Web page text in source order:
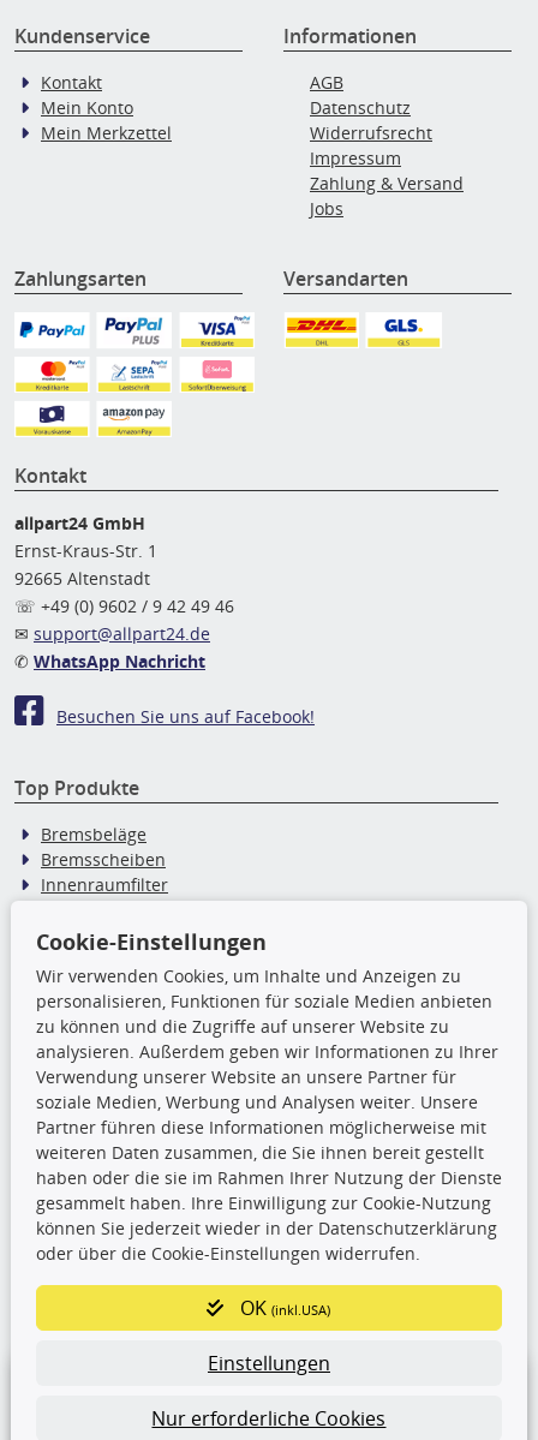
Kundenservice
Kontakt
Mein Konto
Mein Merkzettel
Informationen
AGB
Datenschutz
Widerrufsrecht
Impressum
Zahlung & Versand
Jobs
Zahlungsarten Versandarten
Kontakt
allpart24 GmbH
Ernst-Kraus-Str. 1
92665 Altenstadt
☏ +49 (0) 9602 / 9 42 49 46
✉ support@allpart24.de
✆ WhatsApp Nachricht
Besuchen Sie uns auf Facebook!
Top Produkte
Bremsbeläge
Bremsscheiben
Innenraumfilter
Wischerblätter
TecDoc Inside
Die hier angezeigten Daten,
insbesondere die gesamte Datenbank,
dürfen nicht kopiert werden. Es ist zu
unterlassen, die Daten oder die gesamte Datenbank ohne
vorherige Zustimmung TecDocs zu vervielfältigen, zu
verbreiten und/oder diese Handlungen durch Dritte ausführen
zu lassen. Ein Zuwiderhandeln stellt eine
Urheberrechtsverletzung dar und wird verfolgt.
Ronny’s Newsletter
Cookie-Einstellungen
Wir verwenden Cookies, um Inhalte und Anzeigen zu
personalisieren, Funktionen für soziale Medien anbieten
zu können und die Zugriffe auf unserer Website zu
analysieren. Außerdem geben wir Informationen zu Ihrer
Verwendung unserer Website an unsere Partner für
soziale Medien, Werbung und Analysen weiter. Unsere
Partner führen diese Informationen möglicherweise mit
weiteren Daten zusammen, die Sie ihnen bereit gestellt
haben oder die sie im Rahmen Ihrer Nutzung der Dienste
gesammelt haben. Ihre Einwilligung zur Cookie-Nutzung
können Sie jederzeit wieder in der Datenschutzerklärung
oder über die Cookie-Einstellungen widerrufen.
OK(inkl.USA)
Einstellungen
Nur erforderliche Cookies